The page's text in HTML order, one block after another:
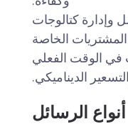
وإدارة كتالوجات
الخاصة
في الوقت الفعلي
الديناميكي.
أنواع الرسائل